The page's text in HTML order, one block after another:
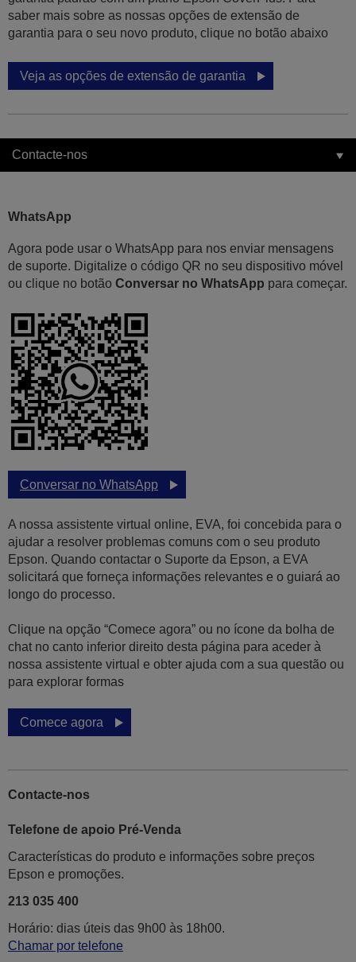
saber mais sobre as nossas opções de extensão de
garantia para o seu novo produto, clique no botão abaixo
Veja as opções de extensão de garantia
Contacte-nos
WhatsApp
Agora pode usar o WhatsApp para nos enviar mensagens
de suporte. Digitalize o código QR no seu dispositivo móvel
ou clique no botão Conversar no WhatsApp para começar.
Conversar no WhatsApp
A nossa assistente virtual online, EVA, foi concebida para o
ajudar a resolver problemas comuns com o seu produto
Epson. Quando contactar o Suporte da Epson, a EVA
solicitará que forneça informações relevantes e o guiará ao
longo do processo.
Clique na opção “Comece agora” ou no ícone da bolha de
chat no canto inferior direito desta página para aceder à
nossa assistente virtual e obter ajuda com a sua questão ou
para explorar formas
Comece agora
Contacte-nos
Telefone de apoio Pré-Venda
Características do produto e informações sobre preços
Epson e promoções.
213 035 400
Horário: dias úteis das 9h00 às 18h00.
Chamar por telefone